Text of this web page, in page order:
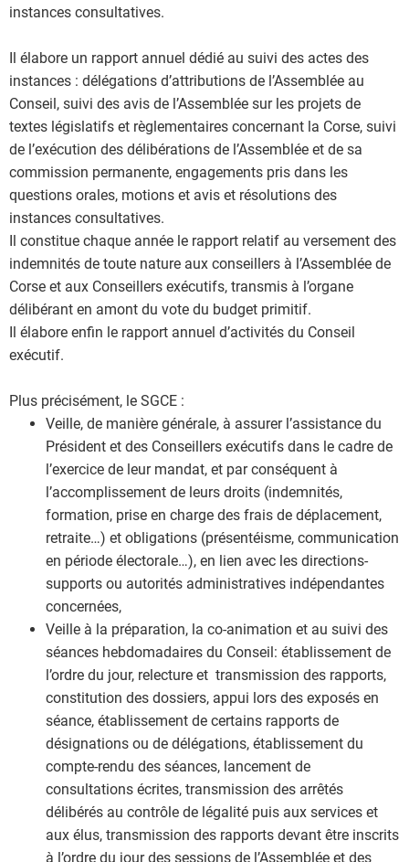
instances consultatives.
Il élabore un rapport annuel dédié au suivi des actes des
instances : délégations d’attributions de l’Assemblée au
Conseil, suivi des avis de l’Assemblée sur les projets de
textes législatifs et règlementaires concernant la Corse, suivi
de l’exécution des délibérations de l’Assemblée et de sa
commission permanente, engagements pris dans les
questions orales, motions et avis et résolutions des
instances consultatives.
Il constitue chaque année le rapport relatif au versement des
indemnités de toute nature aux conseillers à l’Assemblée de
Corse et aux Conseillers exécutifs, transmis à l’organe
délibérant en amont du vote du budget primitif.
Il élabore enfin le rapport annuel d’activités du Conseil
exécutif.
Plus précisément, le SGCE :
Veille, de manière générale, à assurer l’assistance du
Président et des Conseillers exécutifs dans le cadre de
l’exercice de leur mandat, et par conséquent à
l’accomplissement de leurs droits (indemnités,
formation, prise en charge des frais de déplacement,
retraite…) et obligations (présentéisme, communication
en période électorale…), en lien avec les directions-
supports ou autorités administratives indépendantes
concernées,
Veille à la préparation, la co-animation et au suivi des
séances hebdomadaires du Conseil: établissement de
l’ordre du jour, relecture et transmission des rapports,
constitution des dossiers, appui lors des exposés en
séance, établissement de certains rapports de
désignations ou de délégations, établissement du
compte-rendu des séances, lancement de
consultations écrites, transmission des arrêtés
délibérés au contrôle de légalité puis aux services et
aux élus, transmission des rapports devant être inscrits
à l’ordre du jour des sessions de l’Assemblée et des